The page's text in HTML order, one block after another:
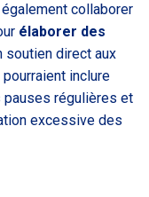
collaborer
élaborer des
soutien direct aux
inclure
pauses régulières et
excessive des